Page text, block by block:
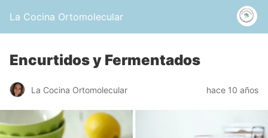
La Cocina Ortomolecular
Encurtidos y Fermentados
La Cocina Ortomolecular hace 10 años